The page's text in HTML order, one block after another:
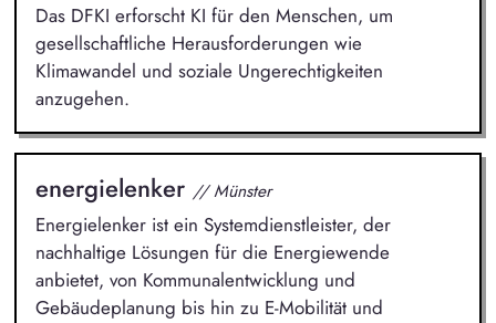
Das DFKI erforscht KI für den Menschen, um
gesellschaftliche Herausforderungen wie
Klimawandel und soziale Ungerechtigkeiten
anzugehen.
energielenker // Münster
Energielenker ist ein Systemdienstleister, der
nachhaltige Lösungen für die Energiewende
anbietet, von Kommunalentwicklung und
Gebäudeplanung bis hin zu E-Mobilität und